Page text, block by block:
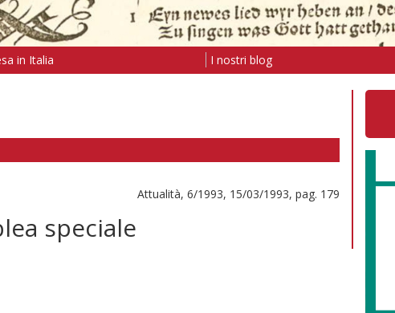
in Italia I nostri blog
Attualità, 6/1993, 15/03/1993, pag. 179
speciale